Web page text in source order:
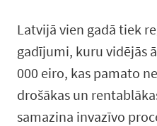
Latvijā vien gadā tiek
gadījumi, kuru vidējās
000 eiro, kas pamato
drošākas un
samazina invazīvo